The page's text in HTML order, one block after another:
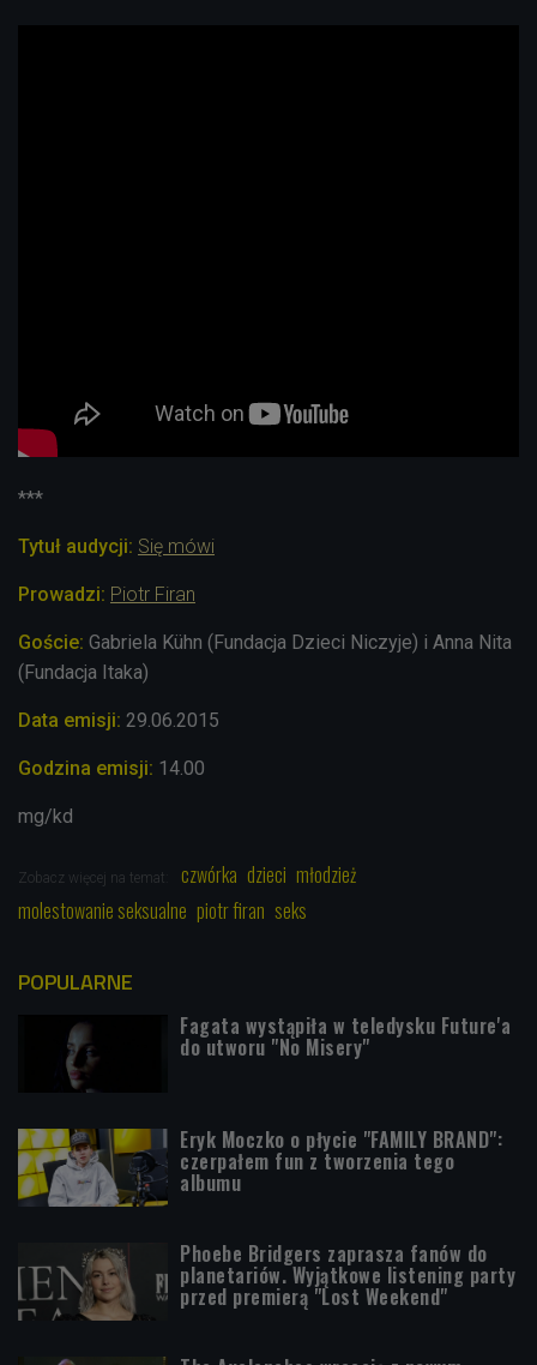
***
Tytuł audycji: Się mówi
Prowadzi: Piotr Firan
Goście: Gabriela Kühn (Fundacja Dzieci Niczyje) i Anna Nita
(Fundacja Itaka)
Data emisji: 29.06.2015
Godzina emisji: 14.00
mg/kd
Zobacz więcej na temat: czwórka dzieci młodzież
molestowanie seksualne piotr firan seks
POPULARNE
Fagata wystąpiła w teledysku Future'a
do utworu "No Misery"
Eryk Moczko o płycie "FAMILY BRAND":
czerpałem fun z tworzenia tego
albumu
Phoebe Bridgers zaprasza fanów do
planetariów. Wyjątkowe listening party
przed premierą "Lost Weekend"